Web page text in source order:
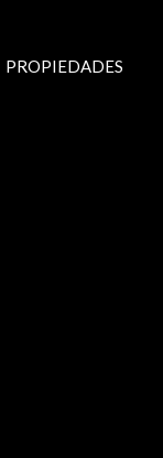
PROPIEDADES